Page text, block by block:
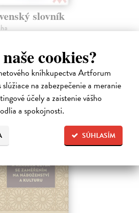
cookies?
kníhkupectva Artforum
na zabezpečenie a meranie
účely a zaistenie vášho
a spokojnosti.
SÚHLASÍM
slovník